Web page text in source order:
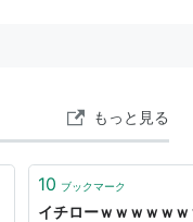
もっと見る
10 ブックマーク
イチローｗｗｗｗｗ